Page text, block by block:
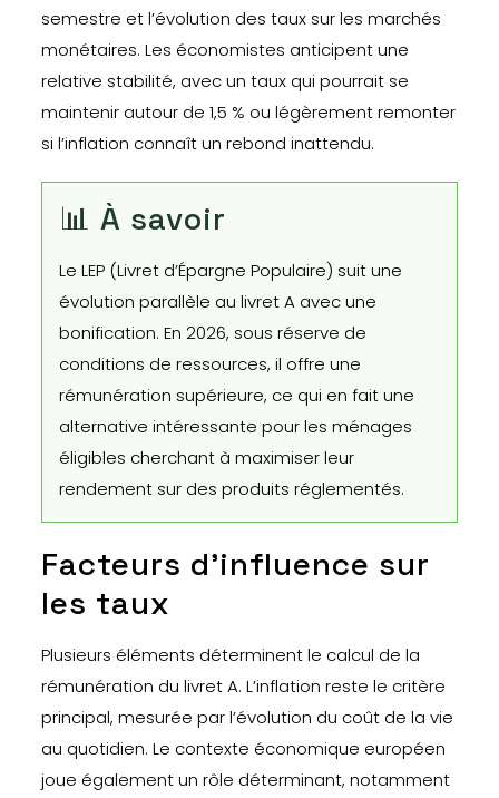
semestre et l’évolution des taux sur les marchés
monétaires. Les économistes anticipent une
relative stabilité, avec un taux qui pourrait se
maintenir autour de 1,5 % ou légèrement remonter
si l’inflation connaît un rebond inattendu.
📊 À savoir
Le LEP (Livret d’Épargne Populaire) suit une
évolution parallèle au livret A avec une
bonification. En 2026, sous réserve de
conditions de ressources, il offre une
rémunération supérieure, ce qui en fait une
alternative intéressante pour les ménages
éligibles cherchant à maximiser leur
rendement sur des produits réglementés.
Facteurs d’influence sur
les taux
Plusieurs éléments déterminent le calcul de la
rémunération du livret A. L’inflation reste le critère
principal, mesurée par l’évolution du coût de la vie
au quotidien. Le contexte économique européen
joue également un rôle déterminant, notamment